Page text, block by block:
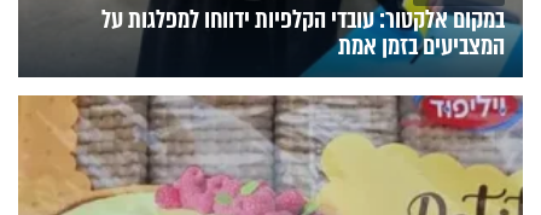
במקום אלקטור: עובדי הקלפיות ידווחו למפלגות על
המצביעים בזמן אמת